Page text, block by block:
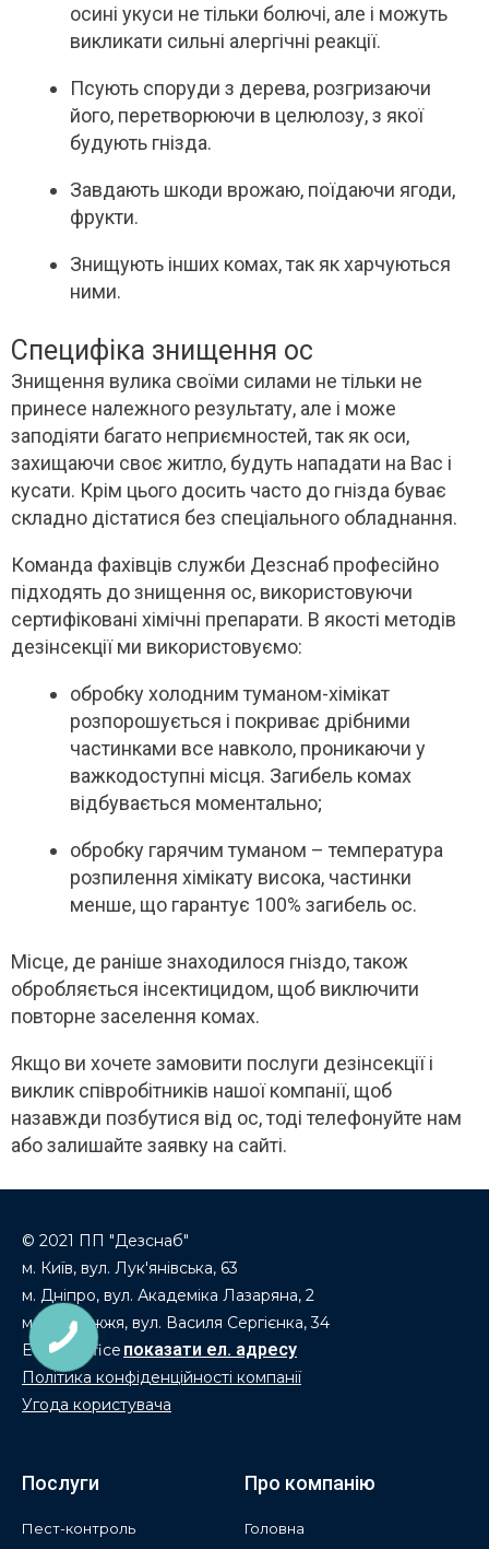
осині укуси не тільки болючі, але і можуть
викликати сильні алергічні реакції.
Псують споруди з дерева, розгризаючи
його, перетворюючи в целюлозу, з якої
будують гнізда.
Завдають шкоди врожаю, поїдаючи ягоди,
фрукти.
Знищують інших комах, так як харчуються
ними.
Специфіка знищення ос
Знищення вулика своїми силами не тільки не
принесе належного результату, але і може
заподіяти багато неприємностей, так як оси,
захищаючи своє житло, будуть нападати на Вас і
кусати. Крім цього досить часто до гнізда буває
складно дістатися без спеціального обладнання.
Команда фахівців служби Дезснаб професійно
підходять до знищення ос, використовуючи
сертифіковані хімічні препарати. В якості методів
дезінсекції ми використовуємо:
обробку холодним туманом-хімікат
розпорошується і покриває дрібними
частинками все навколо, проникаючи у
важкодоступні місця. Загибель комах
відбувається моментально;
обробку гарячим туманом – температура
розпилення хімікату висока, частинки
менше, що гарантує 100% загибель ос.
Місце, де раніше знаходилося гніздо, також
обробляється інсектицидом, щоб виключити
повторне заселення комах.
Якщо ви хочете замовити послуги дезінсекції і
виклик співробітників нашої компанії, щоб
назавжди позбутися від ос, тоді телефонуйте нам
або залишайте заявку на сайті.
© 2021 ПП "Дезснаб"
м. Київ, вул. Лук'янівська, 63
м. Дніпро, вул. Академіка Лазаряна, 2
м. Запоріжжя, вул. Василя Сергієнка, 34
E-mail: office
Політика конфіденційності компанії
Угода користувача
Послуги
Пест-контроль
Про компанію
Головна